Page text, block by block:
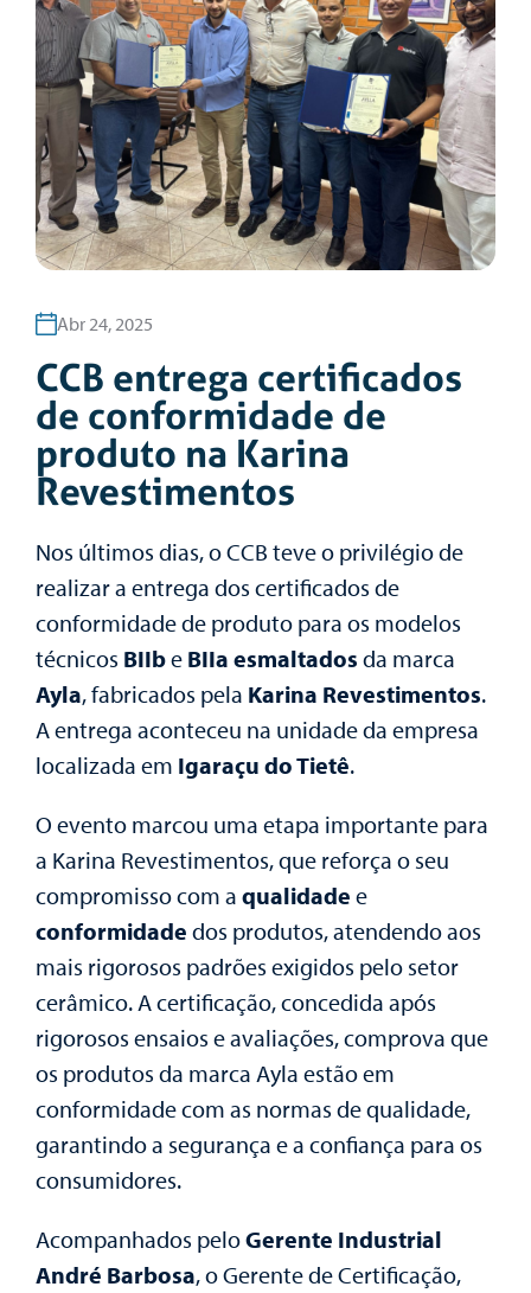
Abr 24, 2025
CCB entrega certificados
de conformidade de
produto na Karina
Revestimentos
Nos últimos dias, o CCB teve o privilégio de
realizar a entrega dos certificados de
conformidade de produto para os modelos
técnicos BIIbe BIIa esmaltados da marca
Ayla, fabricados pela Karina Revestimentos.
A entrega aconteceu na unidade da empresa
localizada em Igaraçu do Tietê.
O evento marcou uma etapa importante para
a Karina Revestimentos, que reforça o seu
compromisso com a qualidade e
conformidade dos produtos, atendendo aos
mais rigorosos padrões exigidos pelo setor
cerâmico. A certificação, concedida após
rigorosos ensaios e avaliações, comprova que
os produtos da marca Ayla estão em
conformidade com as normas de qualidade,
garantindo a segurança e a confiança para os
consumidores.
Acompanhados peloGerente Industrial
André Barbosa, o Gerente de Certificação,